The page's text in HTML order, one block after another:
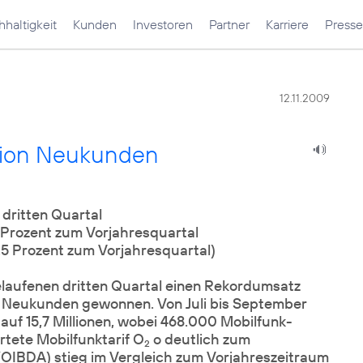
Kunden Investoren Partner Karriere Presse
12.11.2009
Neukunden
dritten Quartal
zum Vorjahresquartal
Prozent zum Vorjahresquartal)
dritten Quartal einen Rekordumsatz
gewonnen. Von Juli bis September
15,7 Millionen, wobei 468.000 Mobilfunk-
Mobilfunktarif O2 o deutlich zum
stieg im Vergleich zum Vorjahreszeitraum